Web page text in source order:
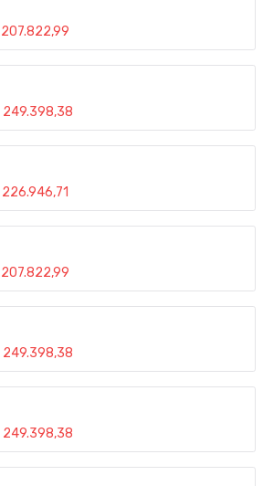
207.822,99
249.398,38
226.946,71
207.822,99
249.398,38
249.398,38